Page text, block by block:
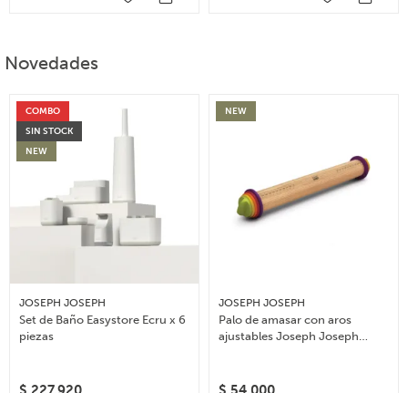
Novedades
COMBO
SIN STOCK
NEW
JOSEPH JOSEPH
Set de Baño Easystore Ecru x 6
piezas
NEW
JOSEPH JOSEPH
Palo de amasar con aros
ajustables Joseph Joseph